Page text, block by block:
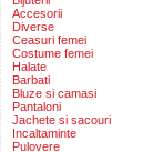
Accesorii
Diverse
Ceasuri femei
Costume femei
Halate
Barbati
Bluze si camasi
Pantaloni
Jachete si sacouri
Incaltaminte
Pulovere